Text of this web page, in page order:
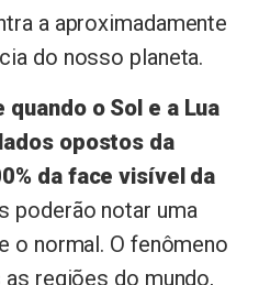
a aproximadamente
do nosso planeta.
o Sol e a Lua
opostos da
da face visível da
poderão notar uma
o normal. O fenômeno
regiões do mundo,